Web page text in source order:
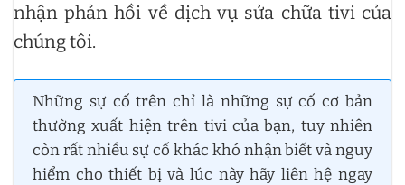
nhận phản hồi về dịch vụ sửa chữa tivi của
chúng tôi.
Những sự cố trên chỉ là những sự cố cơ bản
thường xuất hiện trên tivi của bạn, tuy nhiên
còn rất nhiều sự cố khác khó nhận biết và nguy
hiểm cho thiết bị và lúc này hãy liên hệ ngay